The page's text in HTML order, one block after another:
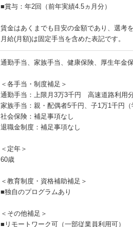
■賞与：年2回（前年実績4.5ヵ月分）
賃金はあくまでも目安の金額であり、選考
月給(月額)は固定手当を含めた表記です。
通勤手当、家族手当、健康保険、厚生年金
＜各手当・制度補足＞
通勤手当：上限月3万3千円 高速道路利用
家族手当：親・配偶者5千円、子1万1千円（
社会保険：補足事項なし
退職金制度：補足事項なし
＜定年＞
60歳
＜教育制度・資格補助補足＞
■独自のプログラムあり
＜その他補足＞
■リモートワーク可（一部従業員利用可）